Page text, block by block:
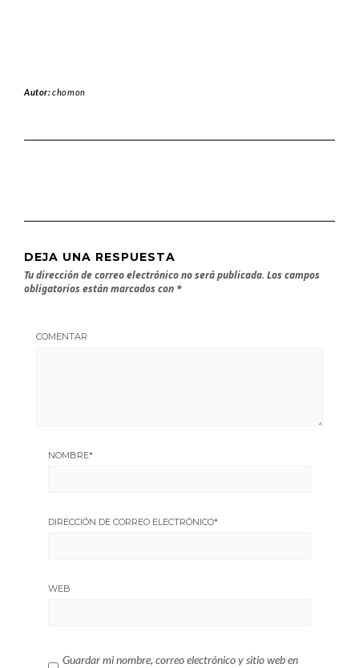
Autor:chomon
DEJA UNA RESPUESTA
Tu dirección de correo electrónico no será publicada. Los campos
obligatorios están marcados con *
COMENTAR
NOMBRE*
DIRECCIÓN DE CORREO ELECTRÓNICO*
WEB
Guardar mi nombre, correo electrónico y sitio web en